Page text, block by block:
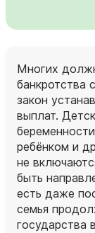
Многих
банкротства
закон
выплат.
ребёнком и
не
быть
есть даже
семья
государства